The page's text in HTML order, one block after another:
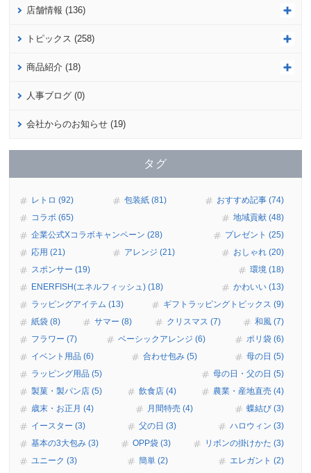
店舗情報 (136)
トピックス (258)
商品紹介 (18)
人事ブログ (0)
会社からのお知らせ (19)
タグ
レトロ (92) 包装紙 (81)
おすすめ記事 (74)
コラボ (65)
地域貢献 (48)
企業公式Xコラボキャンペーン (28)
プレゼント (25)
応用 (21)
アレンジ (21)
おしゃれ (20)
スポンサー (19)
環境 (18)
ENERFISH(エネルフィッシュ) (18)
かわいい (13)
ラッピングアイテム (13)
ギフトラッピングトピックス (9)
紙袋 (8)
サマー (8) クリスマス (7)
和風 (7)
フラワー (7)
ベーシックアレンジ (6)
ポリ袋 (6)
イベント用品 (6)
合わせ包み (5)
母の日 (5)
ラッピング用品 (5)
母の日・父の日 (5)
製菓・製パン店 (5)
飲食店 (4)
農業・産地直売 (4)
歳末・お正月 (4)
月間特売 (4)
蝶結び (3)
イースター (3)
父の日 (3)
ハロウィン (3)
基本の3大包み (3)
OPP袋 (3)
リボンの掛けかた (3)
ユニーク (3)
簡単 (2)
エレガント (2)